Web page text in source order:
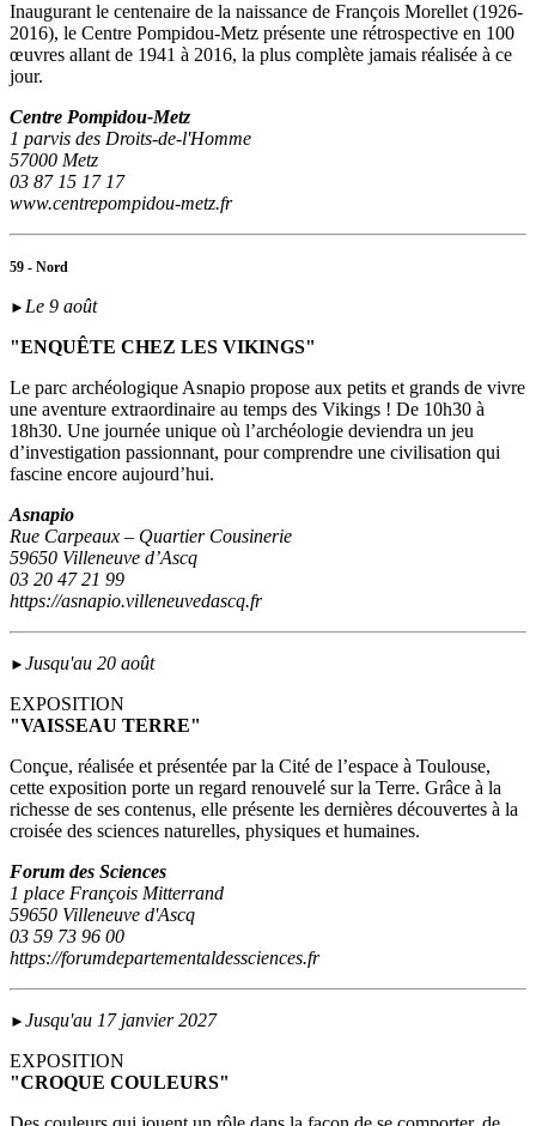
Inaugurant le centenaire de la naissance de François Morellet (1926-
2016), le Centre Pompidou-Metz présente une rétrospective en 100
œuvres allant de 1941 à 2016, la plus complète jamais réalisée à ce
jour.
Centre Pompidou-Metz
1 parvis des Droits-de-l'Homme
57000 Metz
03 87 15 17 17
www.centrepompidou-metz.fr
59 - Nord
► Le 9 août
"ENQUÊTE CHEZ LES VIKINGS"
Le parc archéologique Asnapio propose aux petits et grands de vivre
une aventure extraordinaire au temps des Vikings ! De 10h30 à
18h30. Une journée unique où l’archéologie deviendra un jeu
d’investigation passionnant, pour comprendre une civilisation qui
fascine encore aujourd’hui.
Asnapio
Rue Carpeaux – Quartier Cousinerie
59650 Villeneuve d’Ascq
03 20 47 21 99
https://asnapio.villeneuvedascq.fr
► Jusqu'au 20 août
EXPOSITION
"VAISSEAU TERRE"
Conçue, réalisée et présentée par la Cité de l’espace à Toulouse,
cette exposition porte un regard renouvelé sur la Terre. Grâce à la
richesse de ses contenus, elle présente les dernières découvertes à la
croisée des sciences naturelles, physiques et humaines.
Forum des Sciences
1 place François Mitterrand
59650 Villeneuve d'Ascq
03 59 73 96 00
https://forumdepartementaldessciences.fr
► Jusqu'au 17 janvier 2027
EXPOSITION
"CROQUE COULEURS"